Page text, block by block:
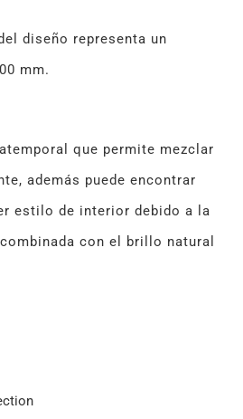
diseño representa un
mm.
que permite mezclar
además puede encontrar
estilo de interior debido a la
con el brillo natural